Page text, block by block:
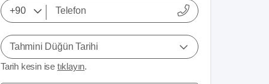
Tahmini Düğün Tarihi
Tarih kesin ise tıklayın.